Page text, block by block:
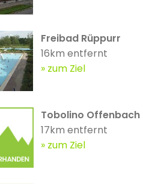
Freibad Rüppurr
16km entfernt
zum Ziel
Tobolino Offenbach
17km entfernt
zum Ziel